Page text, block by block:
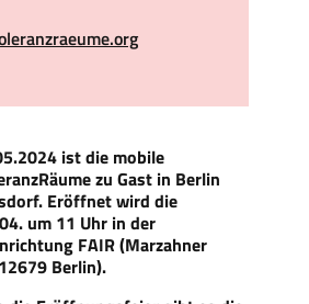
ist die mobile
zu Gast in Berlin
Eröffnet wird die
um 11 Uhr in der
FAIR (Marzahner
Berlin).